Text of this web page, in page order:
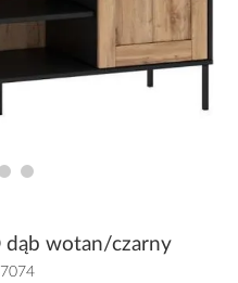
dąb wotan/czarny